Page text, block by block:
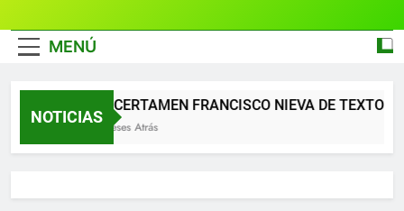
MENÚ
NOTICIAS
XII CERTAMEN FRANCISCO NIEVA DE TEXTOS
2 Meses Atrás